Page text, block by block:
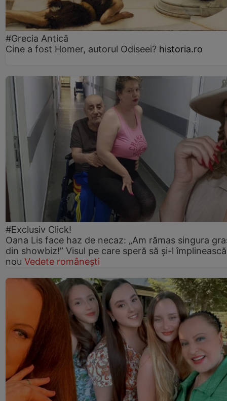
#Grecia Antică
Cine a fost Homer, autorul Odiseei? historia.ro
#Exclusiv Click!
Oana Lis face haz de necaz: „Am rămas singura
din showbiz!” Visul pe care speră să și-l
nou Vedete românești